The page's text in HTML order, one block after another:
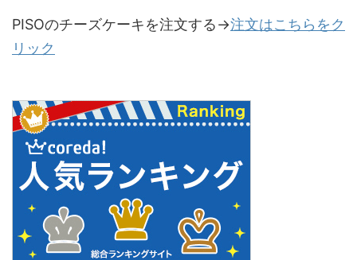
PISOのチーズケーキを注文する→注文はこちらをク
リック